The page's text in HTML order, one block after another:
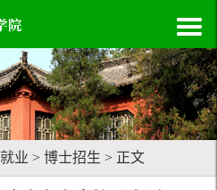
业 > 博士招生 > 正文